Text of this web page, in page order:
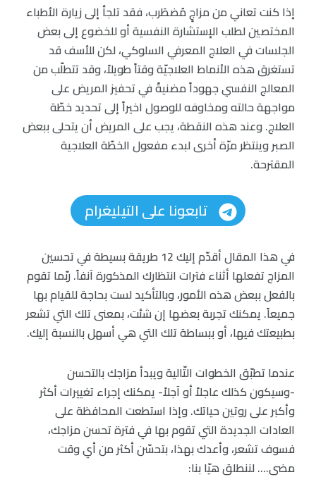
إذا كنت تعاني من مزاجٍ مُضطَرب، فقد تلجأ إلى زيارة الأطباء
المختصين لطلب الإستشارة النفسية أو للخضوع إلى بعض
الجلسات في العلاج المعرفي السلوكي، لكن للأسف قد
تستغرق هذه الأنماط العلاجيّة وقتاً طويلاً، وقد تتطلّب من
المعالج النفسي جهوداً مضنيةً في تحفيز المريض على
مواجهة حالته ومخاوفه للوصول اخيراً إلى تحديد خطّة
العلاج. وعند هذه النقطة، يجب على المريض أن يتحلى ببعض
الصبر وينتظر مرّة أخرى لبدء مفعول الخطّة العلاجية
المقترحة.
تابعونا على التيليغرام
في هذا المقال أقدّم إليك 12 طريقة بسيطة في تحسين
المزاج تفعلها أثناء فترات انتظارك المذكورة آنفاً. ربّما تقوم
بالفعل ببعض هذه الأمور، وبالتأكيد لست بحاجة للقيام بها
جميعاً. يمكنك تجربة بعضها إن شئت، بمعنى تلك التي تشعر
بطبيعتك فيها، أو ببساطة تلك التي هي أسهل بالنسبة إليك.
عندما تطبّق الخطوات التّالية ويبدأ مزاجك بالتحسن
-وسيكون كذلك عاجلاً أو آجلاً- يمكنك إجراء تغييرات أكثر
وأكبر على روتين حياتك. وإذا استطعت المحافظة على
العادات الجديدة التي تقوم بها في فترة تحسن مزاجك،
فسوف تشعر، وأعدك بهذا، بتحسّن أكثر من أي وقت
مضى…. لننطلق هيّا بنا: